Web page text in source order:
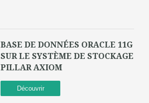
BASE DE DONNÉES ORACLE 11G
SUR LE SYSTÈME DE STOCKAGE
PILLAR AXIOM
Découvrir